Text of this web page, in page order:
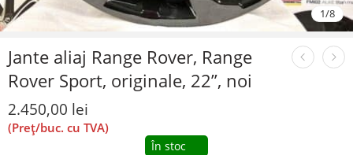
1/8
Jante aliaj Range Rover, Range
Rover Sport, originale, 22”, noi
2.450,00 lei
(Preț/buc. cu TVA)
În stoc